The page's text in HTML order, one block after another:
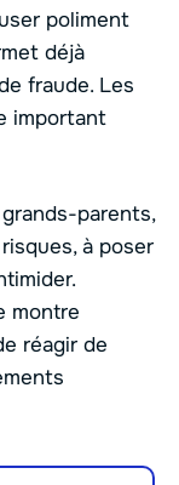
poliment
déjà
fraude. Les
important
parents,
à poser
montre
réagir de